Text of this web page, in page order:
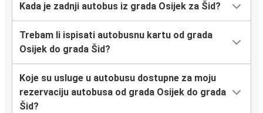
Kada je zadnji autobus iz grada Osijek za Šid?
Trebam li ispisati autobusnu kartu od grada
Osijek do grada Šid?
Koje su usluge u autobusu dostupne za moju
rezervaciju autobusa od grada Osijek do grada
Šid?